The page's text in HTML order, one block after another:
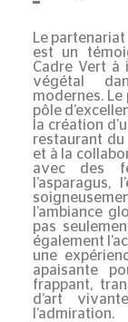
Le
est un
Cadre Vert à
végétal
modernes.
pôle
la création
restaurant du
et à la
avec des
l’ambiance
pas
également
une
apaisante
frappant,
d’art
l’admiration.